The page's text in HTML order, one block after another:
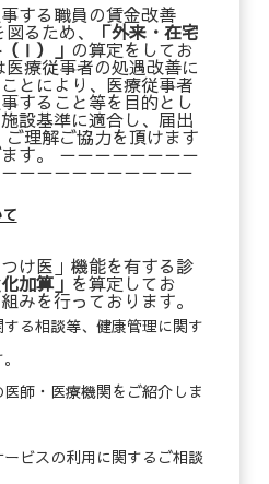
する職員の賃金改善
るため、 「外来・在宅
Ⅰ）」 の算定をしてお
療従事者の処遇改善に
とにより、医療従事者
すること等を目的とし
設基準に適合し、届出
理解ご協力を頂けます
す。 －－－－－－－－
－－－－－－－－－－
け医」機能を有する診
加算」 を算定してお
みを行っております。
る相談等、健康管理に関す
師・医療機関をご紹介しま
ビスの利用に関するご相談